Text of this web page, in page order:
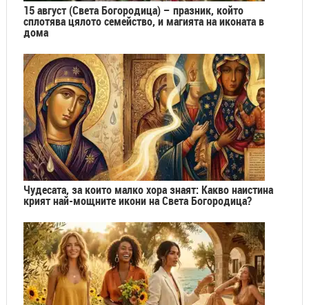
15 август (Света Богородица) – празник, който
сплотява цялото семейство, и магията на иконата в
дома
Чудесата, за които малко хора знаят: Какво наистина
крият най-мощните икони на Света Богородица?